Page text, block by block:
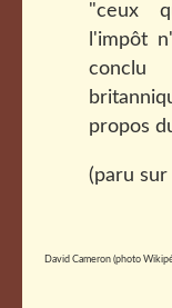
"ceux
l'impôt
propos
(paru sur
David Cameron (photo